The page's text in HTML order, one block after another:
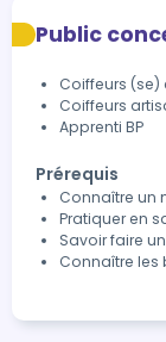
Public
Coiffeurs
Coiffeurs
Apprenti BP
Prérequis
Connaître un
Pratiquer en
Savoir faire
Connaître les